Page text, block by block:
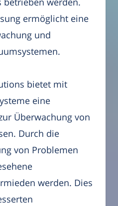
ermöglicht eine
und
bietet mit
eine
Überwachung von
Durch die
von Problemen
werden. Dies